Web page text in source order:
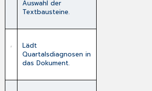
Auswahl der
Textbausteine.
Lädt
Quartalsdiagnosen in
das Dokument.